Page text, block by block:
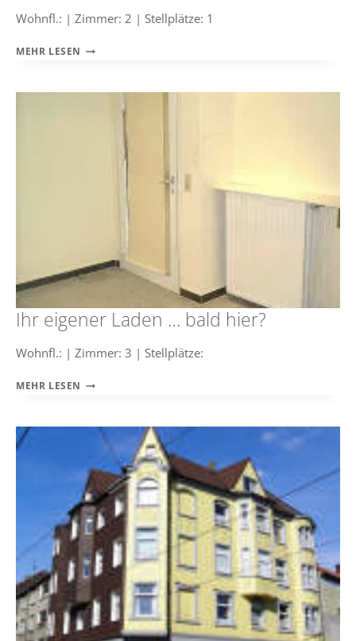
Wohnfl.: | Zimmer: 2 | Stellplätze: 1
MEHR LESEN EBENERDIGE
BESTER
Ihr eigener Laden … bald hier?
Wohnfl.: | Zimmer: 3 | Stellplätze:
MEHR LESEN IHR
…
BALD
HIER?